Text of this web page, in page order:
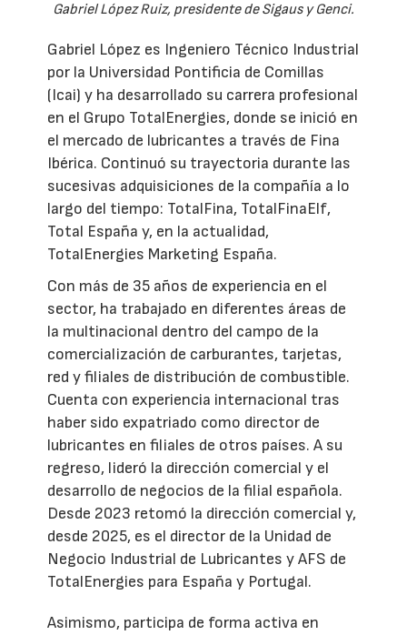
Gabriel López Ruiz, presidente de Sigaus y Genci.
Gabriel López es Ingeniero Técnico Industrial
por la Universidad Pontificia de Comillas
(Icai) y ha desarrollado su carrera profesional
en el Grupo TotalEnergies, donde se inició en
el mercado de lubricantes a través de Fina
Ibérica. Continuó su trayectoria durante las
sucesivas adquisiciones de la compañía a lo
largo del tiempo: TotalFina, TotalFinaElf,
Total España y, en la actualidad,
TotalEnergies Marketing España.
Con más de 35 años de experiencia en el
sector, ha trabajado en diferentes áreas de
la multinacional dentro del campo de la
comercialización de carburantes, tarjetas,
red y filiales de distribución de combustible.
Cuenta con experiencia internacional tras
haber sido expatriado como director de
lubricantes en filiales de otros países. A su
regreso, lideró la dirección comercial y el
desarrollo de negocios de la filial española.
Desde 2023 retomó la dirección comercial y,
desde 2025, es el director de la Unidad de
Negocio Industrial de Lubricantes y AFS de
TotalEnergies para España y Portugal.
Asimismo, participa de forma activa en